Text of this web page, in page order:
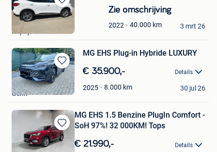
Bewaren
in
Favorieten
Zie omschrijving
2022 40.000 km
DC.L Containers
Kaprijke
3 mrt 26
Bewaren
in
Mijn
Favorieten
MG EHS Plug-in Hybride LUXURY
€ 35.900,- Details
2025 8.000 km
Umit Akın
Genk
30 jul 26
Bewaren
in
MG EHS 1.5 Benzine PlugIn Comfort -
SoH 97%! 32 000KM! Tops
€ 21.990,- Details